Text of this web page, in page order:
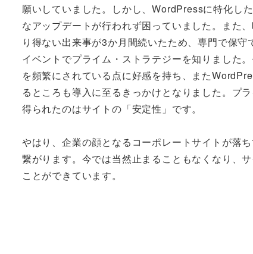
願いしていました。しかし、WordPressに特化し
なアップデートが行われず困っていました。また
り得ない出来事が3か月間続いたため、専門で保守
イベントでプライム・ストラテジーを知りました
を頻繁にされている点に好感を持ち、また
るところも導入に至るきっかけとなりました。プ
得られたのはサイトの「安定性」です。
やはり、企業の顔となるコーポレートサイトが落
繋がります。今では当然止まることもなくなり、
ことができています。